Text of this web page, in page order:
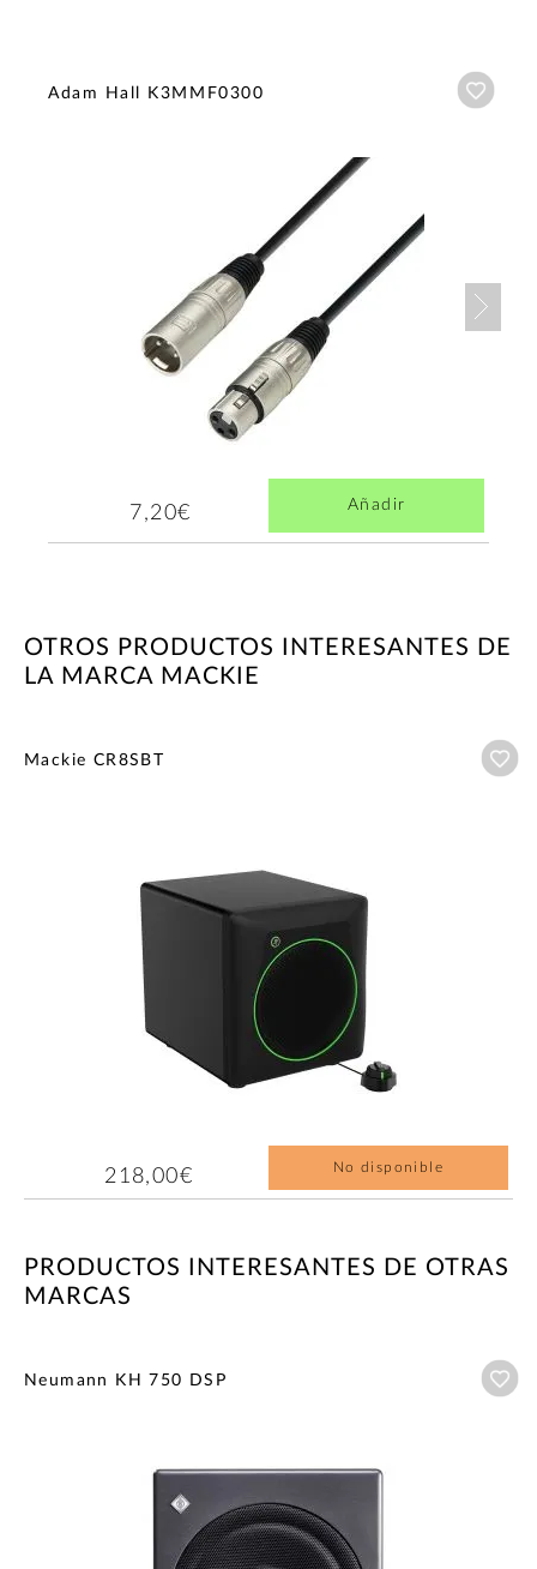
Adam Hall K3MMF0300
7,20€ Añadir
OTROS PRODUCTOS INTERESANTES DE
LA MARCA MACKIE
Mackie CR8SBT
218,00€ No disponible
PRODUCTOS INTERESANTES DE OTRAS
MARCAS
Neumann KH 750 DSP